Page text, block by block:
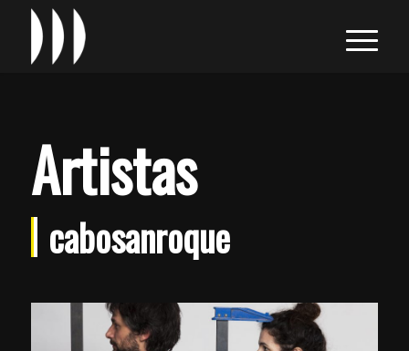
Artistas
cabosanroque